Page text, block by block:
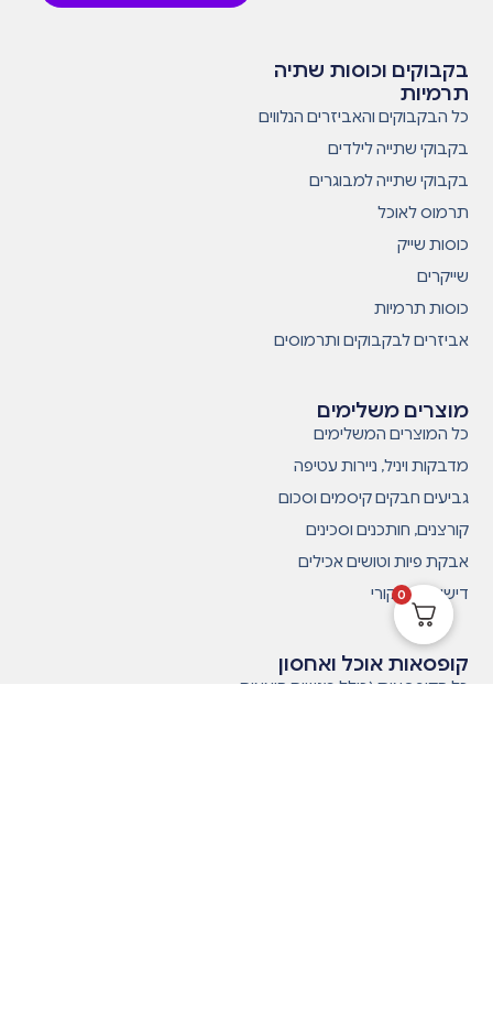
קופסאות אוכל ואחסון
כל הקופסאות (כולל מגשים חוצצים
מוצרים משלימים
כל המוצרים המשלימים
מדבקות ויניל, ניירות עטיפה
גביעים חבקים קיסמים וסכום
קורצנים, חותכנים וסכינים
אבקת פיות וטושים אכילים
דישוייש המקורי
בקבוקים וכוסות שתיה
תרמיות
כל הבקבוקים והאביזרים הנלווים
בקבוקי שתייה לילדים
בקבוקי שתייה למבוגרים
תרמוס לאוכל
כוסות שייק
שייקרים
כוסות תרמיות
אביזרים לבקבוקים ותרמוסים
0